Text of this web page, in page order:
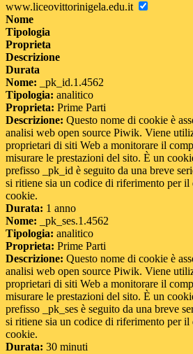
www.liceovittorinigela.edu.it
Nome
Tipologia
Proprieta
Descrizione
Durata
Nome: _pk_id.1.4562
Tipologia: analitico
Proprieta: Prime Parti
Descrizione: Questo nome di cookie è
analisi web open source Piwik. Viene
proprietari di siti Web a monitorare il
misurare le prestazioni del sito. È un
prefisso _pk_id è seguito da una breve
si ritiene sia un codice di riferimento per
cookie.
Durata: 1 anno
Nome: _pk_ses.1.4562
Tipologia: analitico
Proprieta: Prime Parti
Descrizione: Questo nome di cookie è
analisi web open source Piwik. Viene
proprietari di siti Web a monitorare il
misurare le prestazioni del sito. È un
prefisso _pk_ses è seguito da una breve
si ritiene sia un codice di riferimento per
cookie.
Durata: 30 minuti